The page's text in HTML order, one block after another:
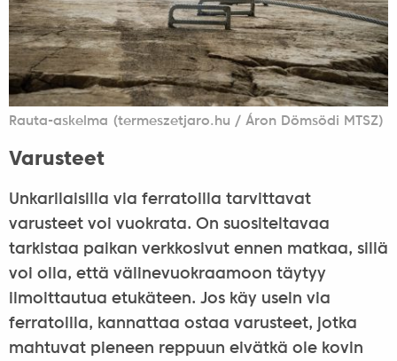
Rauta-askelma (termeszetjaro.hu / Áron Dömsödi MTSZ)
Varusteet
Unkarilaisilla via ferratoilla tarvittavat
varusteet voi vuokrata. On suositeltavaa
tarkistaa paikan verkkosivut ennen matkaa, sillä
voi olla, että välinevuokraamoon täytyy
ilmoittautua etukäteen. Jos käy usein via
ferratoilla, kannattaa ostaa varusteet, jotka
mahtuvat pieneen reppuun eivätkä ole kovin